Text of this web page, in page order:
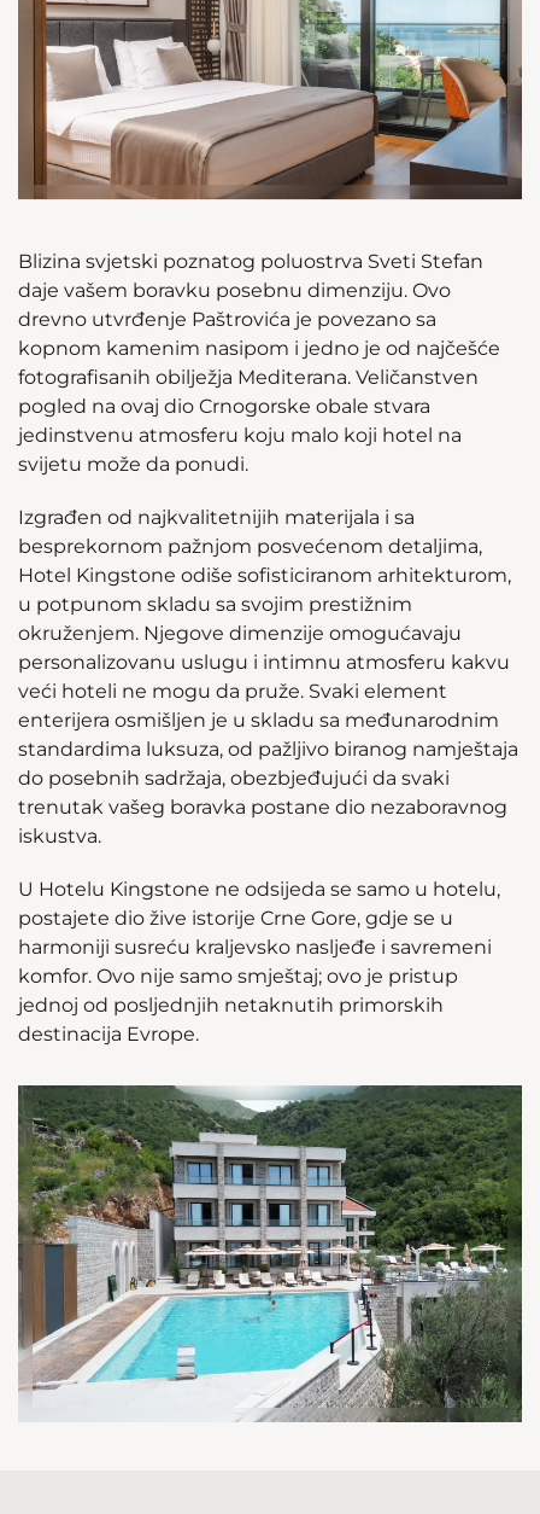
Blizina svjetski poznatog poluostrva Sveti Stefan
daje vašem boravku posebnu dimenziju. Ovo
drevno utvrđenje Paštrovića je povezano sa
kopnom kamenim nasipom i jedno je od najčešće
fotografisanih obilježja Mediterana. Veličanstven
pogled na ovaj dio Crnogorske obale stvara
jedinstvenu atmosferu koju malo koji hotel na
svijetu može da ponudi.
Izgrađen od najkvalitetnijih materijala i sa
besprekornom pažnjom posvećenom detaljima,
Hotel Kingstone odiše sofisticiranom arhitekturom,
u potpunom skladu sa svojim prestižnim
okruženjem. Njegove dimenzije omogućavaju
personalizovanu uslugu i intimnu atmosferu kakvu
veći hoteli ne mogu da pruže. Svaki element
enterijera osmišljen je u skladu sa međunarodnim
standardima luksuza, od pažljivo biranog namještaja
do posebnih sadržaja, obezbjeđujući da svaki
trenutak vašeg boravka postane dio nezaboravnog
iskustva.
U Hotelu Kingstone ne odsijeda se samo u hotelu,
postajete dio žive istorije Crne Gore, gdje se u
harmoniji susreću kraljevsko nasljeđe i savremeni
komfor. Ovo nije samo smještaj; ovo je pristup
jednoj od posljednjih netaknutih primorskih
destinacija Evrope.